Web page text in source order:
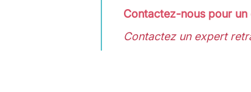
Contactez-nous pour
Contactez un expert